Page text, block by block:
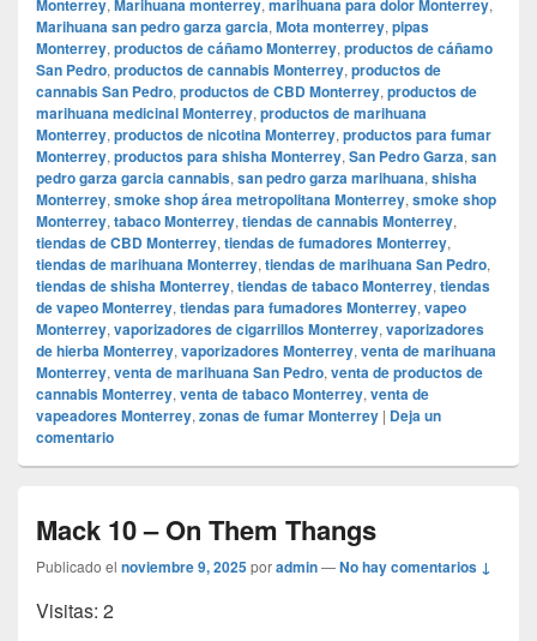
Monterrey, Marihuana monterrey, marihuana para dolor Monterrey,
Marihuana san pedro garza garcia, Mota monterrey, pipas
Monterrey, productos de cáñamo Monterrey, productos de cáñamo
San Pedro, productos de cannabis Monterrey, productos de
cannabis San Pedro, productos de CBD Monterrey, productos de
marihuana medicinal Monterrey, productos de marihuana
Monterrey, productos de nicotina Monterrey, productos para fumar
Monterrey, productos para shisha Monterrey, San Pedro Garza, san
pedro garza garcia cannabis, san pedro garza marihuana, shisha
Monterrey, smoke shop área metropolitana Monterrey, smoke shop
Monterrey, tabaco Monterrey, tiendas de cannabis Monterrey,
tiendas de CBD Monterrey, tiendas de fumadores Monterrey,
tiendas de marihuana Monterrey, tiendas de marihuana San Pedro,
tiendas de shisha Monterrey, tiendas de tabaco Monterrey, tiendas
de vapeo Monterrey, tiendas para fumadores Monterrey, vapeo
Monterrey, vaporizadores de cigarrillos Monterrey, vaporizadores
de hierba Monterrey, vaporizadores Monterrey, venta de marihuana
Monterrey, venta de marihuana San Pedro, venta de productos de
cannabis Monterrey, venta de tabaco Monterrey, venta de
vapeadores Monterrey, zonas de fumar Monterrey | Deja un
comentario
Mack 10 – On Them Thangs
Publicado el noviembre 9, 2025poradmin—No hay comentarios ↓
Visitas: 2